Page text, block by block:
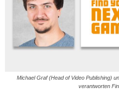
Michael Graf (Head of Video Publishing)
verantworten